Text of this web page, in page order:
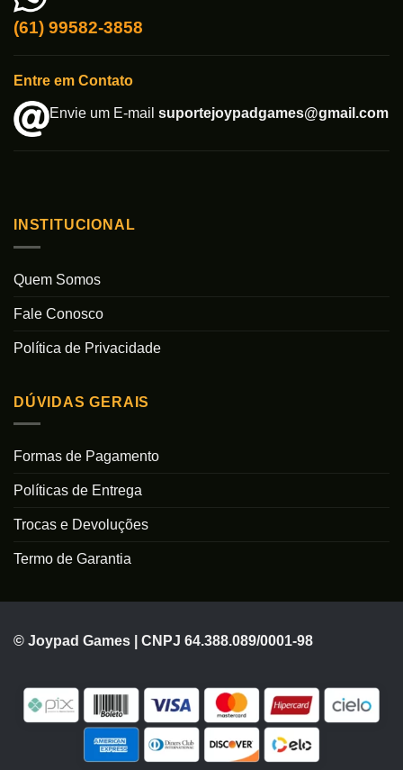
(61) 99582-3858
Entre em Contato
Envie um E-mail suportejoypadgames@gmail.com
INSTITUCIONAL
Quem Somos
Fale Conosco
Política de Privacidade
DÚVIDAS GERAIS
Formas de Pagamento
Políticas de Entrega
Trocas e Devoluções
Termo de Garantia
© Joypad Games | CNPJ 64.388.089/0001-98